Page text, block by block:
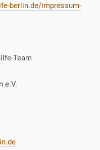
berlin.de/impressum-
Team
e.V.